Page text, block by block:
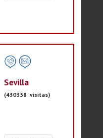
Sevilla
(430338 visitas)